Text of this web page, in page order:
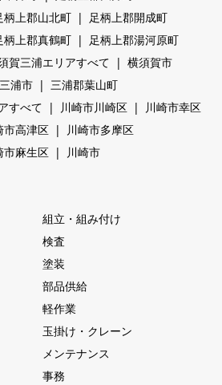
柄上郡山北町
足柄上郡開成町
柄上郡真鶴町
足柄上郡湯河原町
賀三浦エリアすべて
横須賀市
三浦市
三浦郡葉山町
すべて 川崎市川崎区
川崎市幸区
市高津区
川崎市多摩区
市麻生区 川崎市
組立・組み付け
検査
塗装
部品供給
軽作業
玉掛け・クレーン
メンテナンス
事務